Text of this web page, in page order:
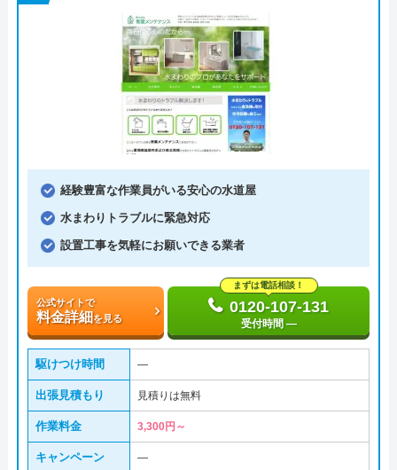
経験豊富な作業員がいる安心の水道屋
水まわりトラブルに緊急対応
設置工事を気軽にお願いできる業者
公式サイトで
料金詳細を見る
まずは電話相談！
0120-107-131
受付時間 ―
駆けつけ時間 ―
出張見積もり 見積りは無料
作業料金 3,300円～
キャンペーン ―